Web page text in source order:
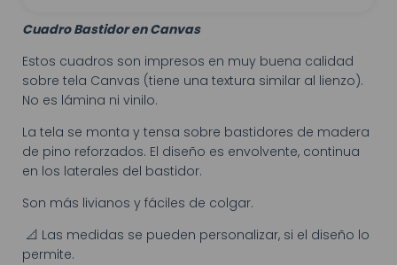
Cuadro Bastidor en Canvas
Estos cuadros son impresos en muy buena calidad
sobre tela Canvas (tiene una textura similar al lienzo).
No es lámina ni vinilo.
La tela se monta y tensa sobre bastidores de madera
de pino reforzados. El diseño es envolvente, continua
en los laterales del bastidor.
Son más livianos y fáciles de colgar.
📐 Las medidas se pueden personalizar, si el diseño lo
permite.